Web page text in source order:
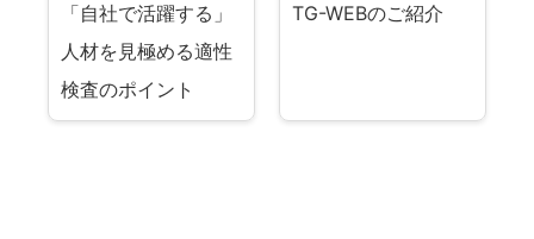
「自社で活躍する」
人材を見極める適性
検査のポイント
TG-WEBのご紹介